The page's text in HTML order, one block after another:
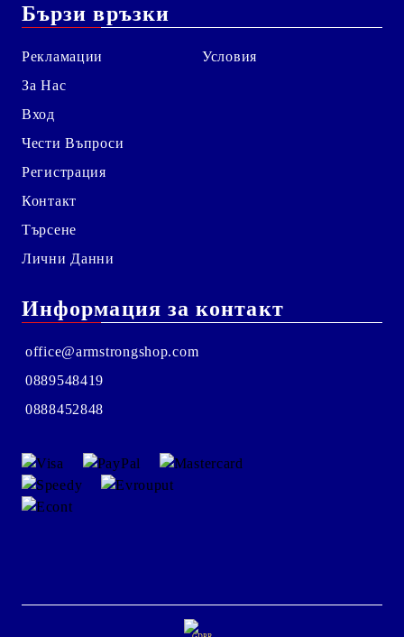
Бързи връзки
Рекламации
За Нас
Вход
Чести Въпроси
Регистрация
Контакт
Търсене
Лични Данни
Условия
Информация за контакт
office@armstrongshop.com
0889548419
0888452848